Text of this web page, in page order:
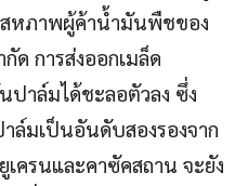
หภาพผู้ค้าน้ำมันพืชของ
กัด การส่งออกเมล็ด
าล์มได้ชะลอตัวลง ซึ่ง
ล์มเป็นอันดับสองรองจาก
เครนและคาซัคสถาน จะยัง